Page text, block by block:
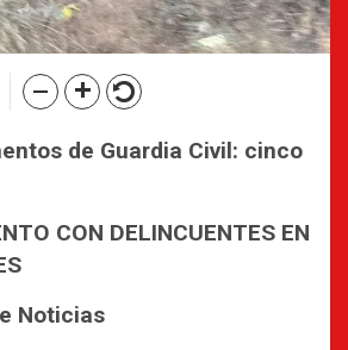
de Guardia Civil: cinco
CON DELINCUENTES EN
Noticias